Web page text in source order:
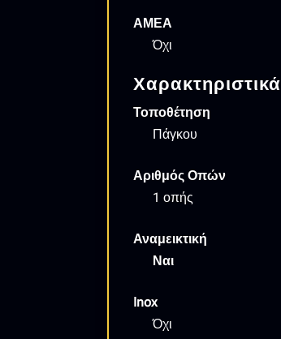
ΑΜΕΑ
Όχι
Χαρακτηριστικά
Τοποθέτηση
Πάγκου
Αριθμός Οπών
1 οπής
Αναμεικτική
Ναι
Inox
Όχι